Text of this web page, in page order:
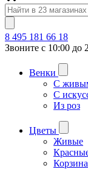
8 495 181 66 18
Звоните с 10:00 до
Венки
С
С
Из роз
Цветы
Живые
Корзина